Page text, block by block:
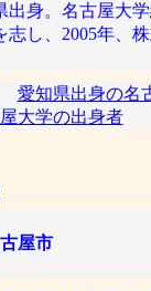
身。名古屋大学
志し、2005年、
愛知県出身の名
大学の出身者
屋市